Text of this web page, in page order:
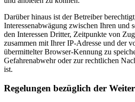
Darüber hinaus ist der Betreiber
Interessenabwägung zwischen Ihren und
den Interessen Dritter, Zeitpunkte von
zusammen mit Ihrer IP-Adresse und der
übermittelter Browser-Kennung zu
Gefahrenabwehr oder zur rechtlichen
ist.
Regelungen bezüglich der